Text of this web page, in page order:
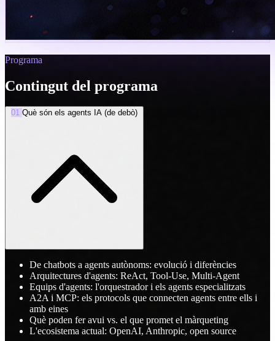
Programa
Contingut del programa
01 Què són els agents IA (de debò)
De chatbots a agents autònoms: evolució i diferències
Arquitectures d'agents: ReAct, Tool-Use, Multi-Agent
Equips d'agents: l'orquestrador i els agents especialitzats
A2A i MCP: els protocols que connecten agents entre ells i
amb eines
Què poden fer avui vs. el que promet el màrqueting
L'ecosistema actual: OpenAI, Anthropic, open source